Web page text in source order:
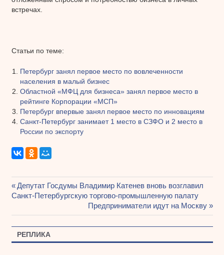
встречах.
Статьи по теме:
Петербург занял первое место по вовлеченности
населения в малый бизнес
Областной «МФЦ для бизнеса» занял первое место в
рейтинге Корпорации «МСП»
Петербург впервые занял первое место по инновациям
Санкт-Петербург занимает 1 место в СЗФО и 2 место в
России по экспорту
Навигация
по
записям
Предыдущая
запись:
Депутат Госдумы Владимир Катенев вновь возглавил
Санкт-Петербургскую торгово-промышленную палату
Следующая
запись:
Предприниматели идут на Москву
РЕПЛИКА